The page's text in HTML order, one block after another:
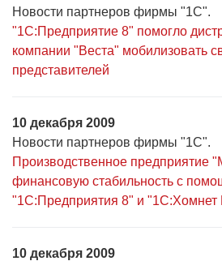
Новости партнеров фирмы "1С".
"1С:Предприятие 8" помогло
компании "Веста" мобилизовать
представителей
10 декабря 2009
Новости партнеров фирмы "1С".
Производственное предприятие
финансовую стабильность с
"1С:Предприятия 8" и "1С:Хомнет
10 декабря 2009